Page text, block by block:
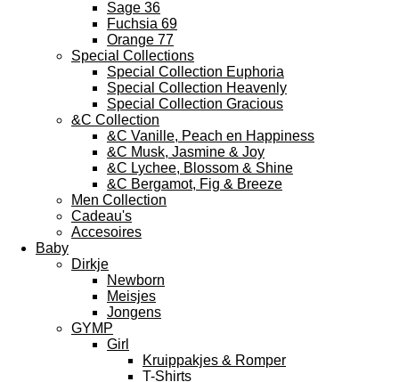
Sage 36
Fuchsia 69
Orange 77
Special Collections
Special Collection Euphoria
Special Collection Heavenly
Special Collection Gracious
&C Collection
&C Vanille, Peach en Happiness
&C Musk, Jasmine & Joy
&C Lychee, Blossom & Shine
&C Bergamot, Fig & Breeze
Men Collection
Cadeau's
Accesoires
Baby
Dirkje
Newborn
Meisjes
Jongens
GYMP
Girl
Kruippakjes & Romper
T-Shirts